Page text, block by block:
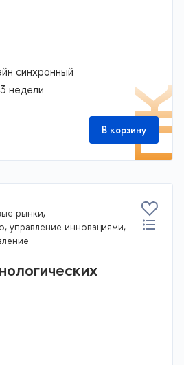
синхронный
3 недели
В корзину
рынки,
управление инновациями,